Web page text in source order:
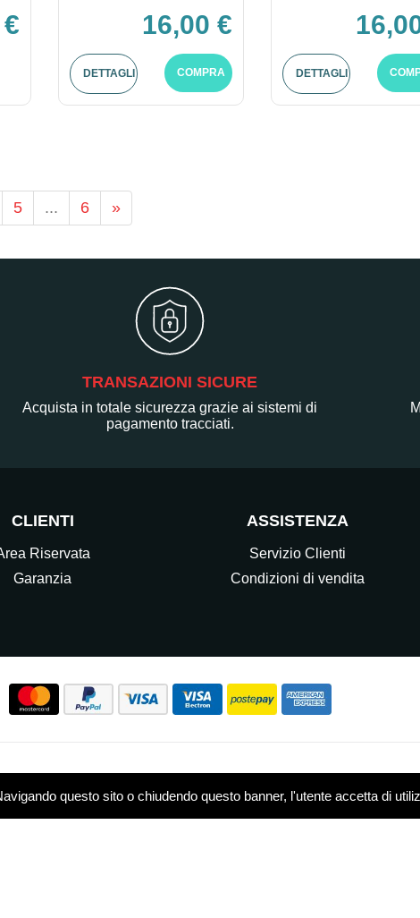
questo sito o chiudendo questo banner, l'utente accetta di
16,00 €
DETTAGLI COMPRA DETTAGLI
5 ... 6 »
TRANSAZIONI SICURE
Acquista in totale sicurezza grazie ai sistemi di
pagamento tracciati.
CLIENTI
Riservata
Garanzia
ASSISTENZA
Servizio Clienti
Condizioni di vendita